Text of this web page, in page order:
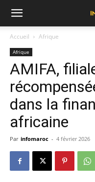
Accueil Afrique
Afrique
AMIFA,
dans la
africaine
Par infomaroc - 4 février 2026